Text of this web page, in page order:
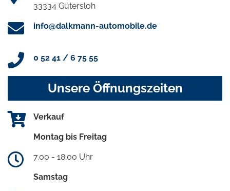
33334 Gütersloh
info@dalkmann-automobile.de
0 52 41 / 6 75 55
Unsere Öffnungszeiten
Verkauf
Montag bis Freitag
7.00 - 18.00 Uhr
Samstag